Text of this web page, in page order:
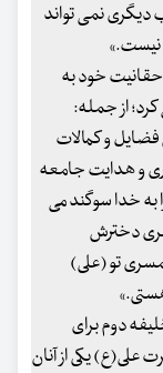
دیگری نمی تواند
نیست.»
حقانیت خود به
از جمله:
و کمالات
و هدایت جامعه
به خدا سوگند می
دخترش
تو (علی)
دوم برای
یکی از آنان